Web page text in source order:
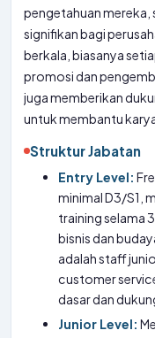
pengetahuan
signifikan bagi
berkala, biasanya
promosi dan
juga memberikan
untuk membantu
Struktur Jabatan
Entry Level:
minimal D3/S1,
training selama
bisnis dan
adalah staff
customer
dasar dan
Junior Level: